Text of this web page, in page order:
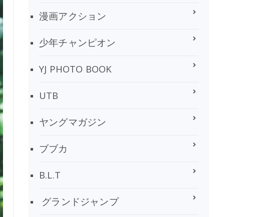
漫画アクション
少年チャンピオン
YJ PHOTO BOOK
UTB
ヤングマガジン
ブブカ
B.L.T
グランドジャンプ